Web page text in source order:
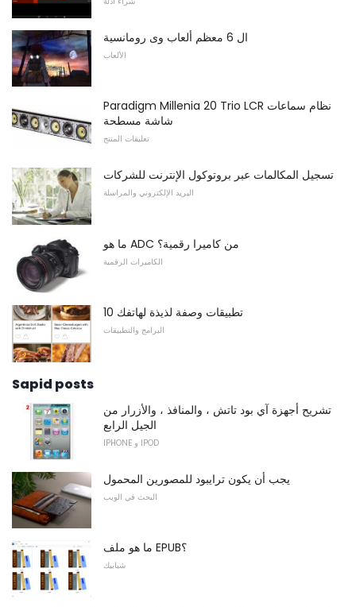
ال 6 معظم ألعاب وى رومانسية
الألعاب
Paradigm Millenia 20 Trio LCR نظام سماعات
شاشة مسطحة
تعليقات المنتج
تسجيل المكالمات عبر بروتوكول الإنترنت للشركات
البريد الإلكتروني والمراسلة
ما هو ADC من كاميرا رقمية؟
الكاميرات الرقمية
10 تطبيقات وصفة لذيذة لهاتفك
البرامج والتطبيقات
Sapid posts
تشريح أجهزة آي بود تاتش ، والمنافذ ، والأزرار من
الجيل الرابع
IPHONE و IPOD
يجب أن يكون ترايبود للمصورين المحمول
البحث في الويب
ما هو ملف EPUB؟
شبابيك